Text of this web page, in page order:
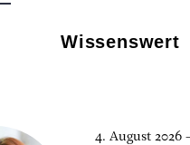
Wissenswert
4. August 2026